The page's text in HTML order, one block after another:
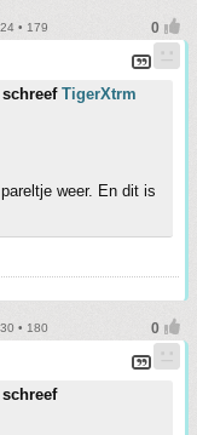
• 179
schreef TigerXtrm
weer. En dit is
• 180